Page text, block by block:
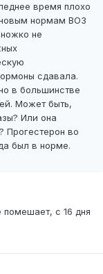
время плохо
нормам ВОЗ
не
сдавала.
в большинстве
Может быть,
Или она
Прогестерон во
был в норме.
с 16 дня